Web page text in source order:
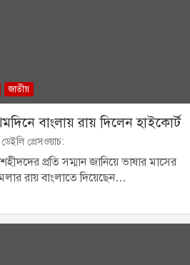
জাতীয়
বাংলায় রায় দিলেন হাইকোর্ট
ডেইলি প্রেসওয়াচ:
প্রতি সম্মান জানিয়ে ভাষার মাসের
রায় বাংলাতে দিয়েছেন…